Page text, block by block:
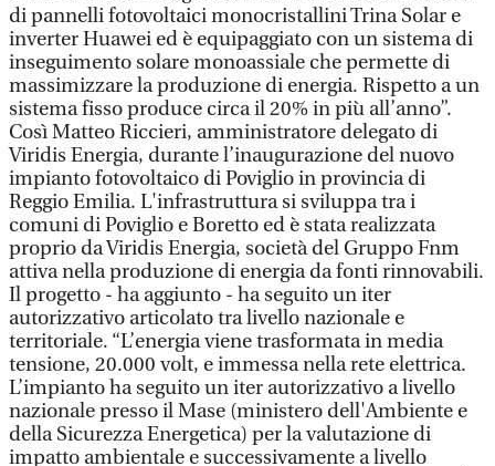
di pannelli fotovoltaici monocristallini Trina Solar e
inverter Huawei ed è equipaggiato con un sistema di
inseguimento solare monoassiale che permette di
massimizzare la produzione di energia. Rispetto a un
sistema fisso produce circa il 20% in più all’anno”.
Così Matteo Riccieri, amministratore delegato di
Viridis Energia, durante l’inaugurazione del nuovo
impianto fotovoltaico di Poviglio in provincia di
Reggio Emilia. L'infrastruttura si sviluppa tra i
comuni di Poviglio e Boretto ed è stata realizzata
proprio da Viridis Energia, società del Gruppo Fnm
attiva nella produzione di energia da fonti rinnovabili.
Il progetto - ha aggiunto - ha seguito un iter
autorizzativo articolato tra livello nazionale e
territoriale. “L’energia viene trasformata in media
tensione, 20.000 volt, e immessa nella rete elettrica.
L’impianto ha seguito un iter autorizzativo a livello
nazionale presso il Mase (ministero dell'Ambiente e
della Sicurezza Energetica) per la valutazione di
impatto ambientale e successivamente a livello